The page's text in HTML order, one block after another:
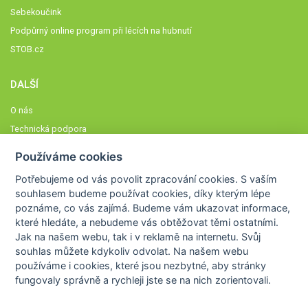
Sebekoučink
Podpůrný online program při lécích na hubnutí
STOB.cz
DALŠÍ
O nás
Technická podpora
Členové STOBklubu
Zásady nakládání s osobními údaji
Otestujte se
Spočítejte si
Výzva 52
Používáme cookies
Potřebujeme od vás povolit zpracování cookies. S vaším
souhlasem budeme používat cookies, díky kterým lépe
poznáme,co vás zajímá. Budeme vám ukazovat informace,
které hledáte, a nebudeme vás obtěžovat těmi ostatními.
Jak na našem webu, tak i v reklamě na internetu. Svůj
souhlas můžete kdykoliv odvolat. Na našem webu
používáme i cookies, které jsou nezbytné, aby stránky
fungovaly správně a rychleji jste se na nich zorientovali.